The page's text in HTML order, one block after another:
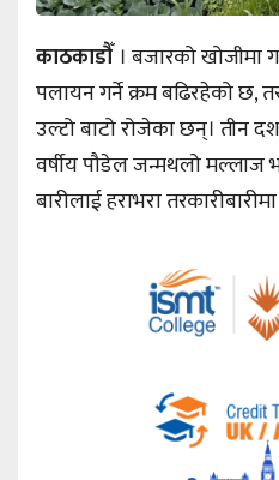
काठकाडौँ। बजारको खोजीमा
पलायन गर्ने क्रम बढिरहेको
उल्टो बाटो रोजेका छन्। तीन
वर्षीय पौडेल जन्मथलो मल्लाज
बारीलाई हराभरा